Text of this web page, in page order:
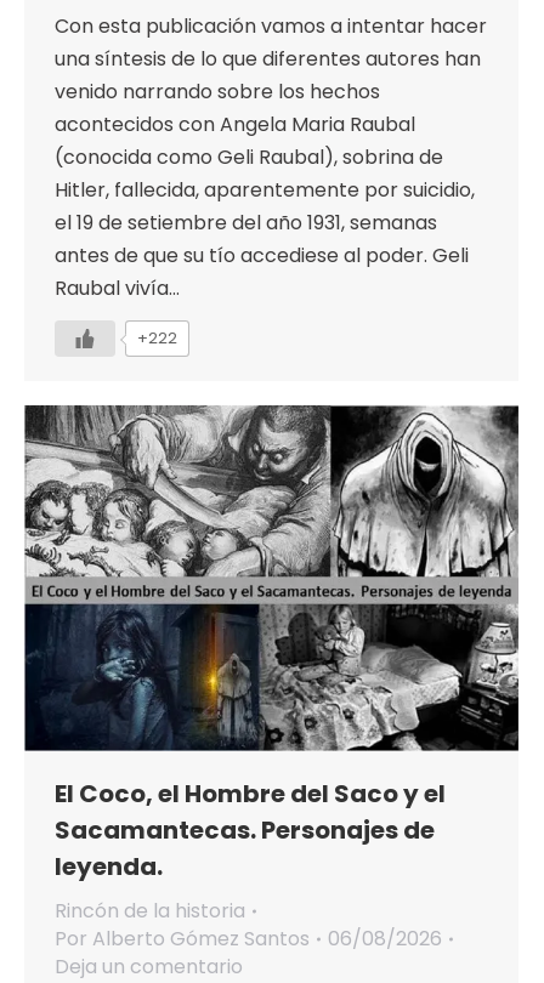
Con esta publicación vamos a intentar hacer
una síntesis de lo que diferentes autores han
venido narrando sobre los hechos
acontecidos con Angela Maria Raubal
(conocida como Geli Raubal), sobrina de
Hitler, fallecida, aparentemente por suicidio,
el 19 de setiembre del año 1931, semanas
antes de que su tío accediese al poder. Geli
Raubal vivía…
+222
El Coco, el Hombre del Saco y el
Sacamantecas. Personajes de
leyenda.
Rincón de la historia
Por Alberto Gómez Santos
06/08/2026
Deja un comentario